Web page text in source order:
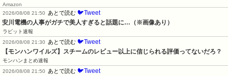
Amazon
2026/08/08 21:50
あとで読む 🐦Tweet
安川電機の人事がガチで美人すぎると話題に…（※画像あり）
ラビット速報
2026/08/08 21:30
あとで読む 🐦Tweet
【モンハンワイルズ】スチームのレビュー以上に信じられる評価ってないだろ？
モンハンまとめ速報
2026/08/08 21:50
あとで読む 🐦Tweet